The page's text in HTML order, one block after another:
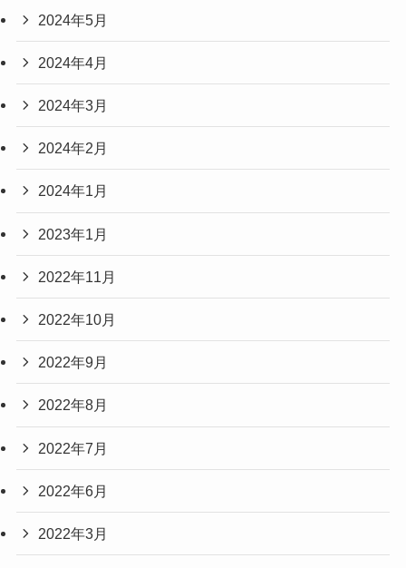
2024年5月
2024年4月
2024年3月
2024年2月
2024年1月
2023年1月
2022年11月
2022年10月
2022年9月
2022年8月
2022年7月
2022年6月
2022年3月